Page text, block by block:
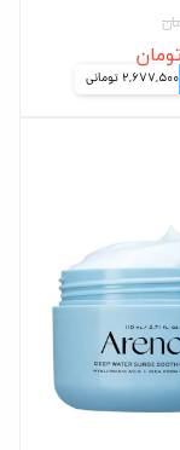
2,677,500 تومانی